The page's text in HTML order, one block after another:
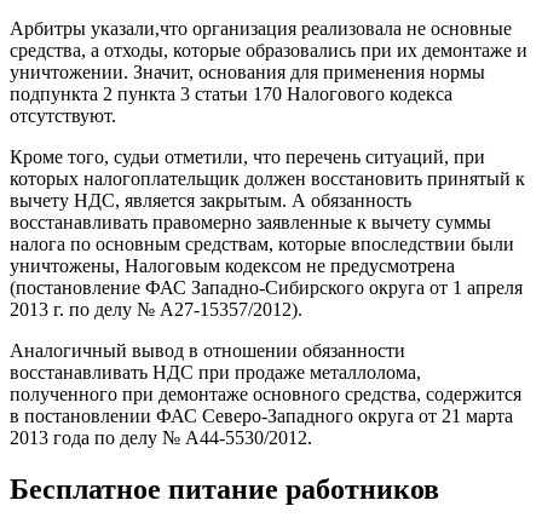
Арбитры указали,что организация реализовала не основные
средства, а отходы, которые образовались при их демонтаже и
уничтожении. Значит, основания для применения нормы
подпункта 2 пункта 3 статьи 170 Налогового кодекса
отсутствуют.
Кроме того, судьи отметили, что перечень ситуаций, при
которых налогоплательщик должен восстановить принятый к
вычету НДС, является закрытым. А обязанность
восстанавливать правомерно заявленные к вычету суммы
налога по основным средствам, которые впоследствии были
уничтожены, Налоговым кодексом не предусмотрена
(постановление ФАС Западно-Сибирского округа от 1 апреля
2013 г. по делу № А27-15357/2012).
Аналогичный вывод в отношении обязанности
восстанавливать НДС при продаже металлолома,
полученного при демонтаже основного средства, содержится
в постановлении ФАС Северо-Западного округа от 21 марта
2013 года по делу № А44-5530/2012.
Бесплатное питание работников